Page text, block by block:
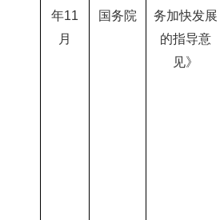
年11
月
国务院
务加快发展
的指导意
见》